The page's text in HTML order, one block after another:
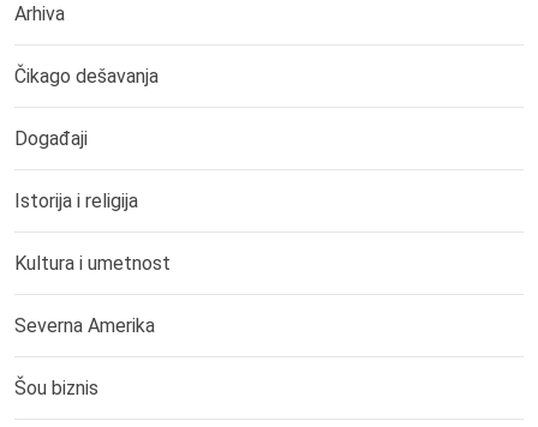
Arhiva
Čikago dešavanja
Događaji
Istorija i religija
Kultura i umetnost
Severna Amerika
Šou biznis